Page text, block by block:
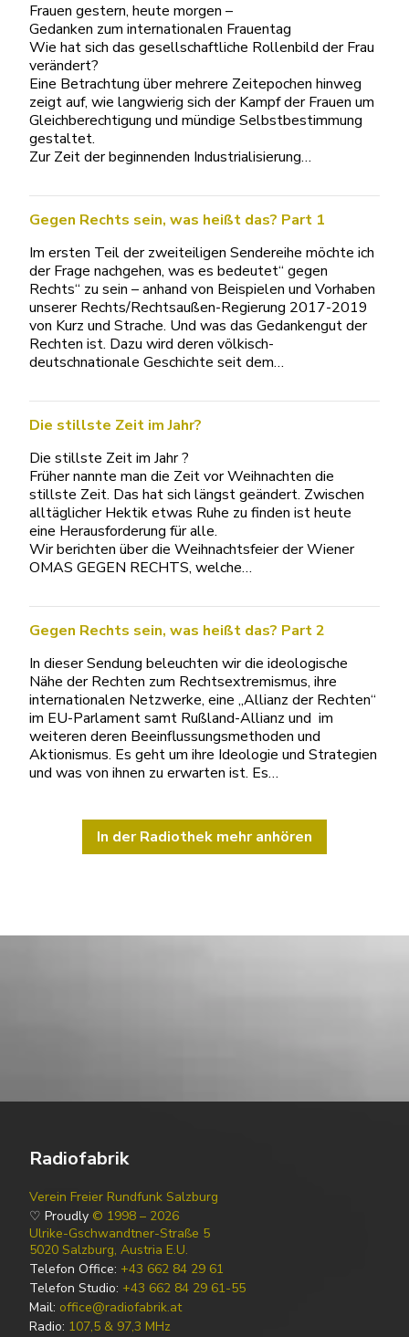
Frauen gestern, heute morgen –
Gedanken zum internationalen Frauentag
Wie hat sich das gesellschaftliche Rollenbild der Frau
verändert?
Eine Betrachtung über mehrere Zeitepochen hinweg
zeigt auf, wie langwierig sich der Kampf der Frauen um
Gleichberechtigung und mündige Selbstbestimmung
gestaltet.
Zur Zeit der beginnenden Industrialisierung…
Gegen Rechts sein, was heißt das? Part 1
Im ersten Teil der zweiteiligen Sendereihe möchte ich
der Frage nachgehen, was es bedeutet“ gegen
Rechts“ zu sein – anhand von Beispielen und Vorhaben
unserer Rechts/Rechtsaußen-Regierung 2017-2019
von Kurz und Strache. Und was das Gedankengut der
Rechten ist. Dazu wird deren völkisch-
deutschnationale Geschichte seit dem…
Die stillste Zeit im Jahr?
Die stillste Zeit im Jahr ?
Früher nannte man die Zeit vor Weihnachten die
stillste Zeit. Das hat sich längst geändert. Zwischen
alltäglicher Hektik etwas Ruhe zu finden ist heute
eine Herausforderung für alle.
Wir berichten über die Weihnachtsfeier der Wiener
OMAS GEGEN RECHTS, welche…
Gegen Rechts sein, was heißt das? Part 2
In dieser Sendung beleuchten wir die ideologische
Nähe der Rechten zum Rechtsextremismus, ihre
internationalen Netzwerke, eine „Allianz der Rechten“
im EU-Parlament samt Rußland-Allianz und im
weiteren deren Beeinflussungsmethoden und
Aktionismus. Es geht um ihre Ideologie und Strategien
und was von ihnen zu erwarten ist. Es…
In der Radiothek mehr anhören
Radiofabrik
Verein Freier Rundfunk Salzburg
♡ Proudly © 1998 – 2026
Ulrike-Gschwandtner-Straße 5
5020 Salzburg, Austria E.U.
Telefon Office: +43 662 84 29 61
Telefon Studio: +43 662 84 29 61-55
Mail: office@radiofabrik.at
Radio: 107,5 & 97,3 MHz